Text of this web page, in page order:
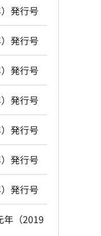
発行号
発行号
発行号
発行号
発行号
発行号
発行号
年（2019